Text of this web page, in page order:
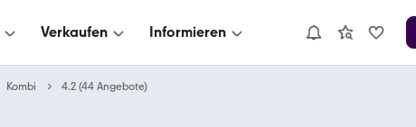
Verkaufen Informieren
Kombi 4.2 (44 Angebote)